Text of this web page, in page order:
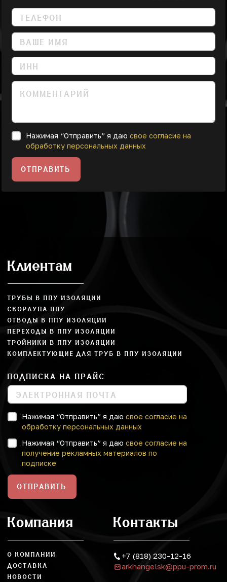
Нажимая “Отправить” я даю свое согласие на
обработку персональных данных
ОТПРАВИТЬ
Клиентам
ТРУБЫ В ППУ ИЗОЛЯЦИИ
СКОРЛУПА ППУ
ОТВОДЫ В ППУ ИЗОЛЯЦИИ
ПЕРЕХОДЫ В ППУ ИЗОЛЯЦИИ
ТРОЙНИКИ В ППУ ИЗОЛЯЦИИ
КОМПЛЕКТУЮЩИЕ ДЛЯ ТРУБ В ППУ ИЗОЛЯЦИИ
ПОДПИСКА НА ПРАЙС
Нажимая “Отправить” я даю свое согласие на
обработку персональных данных
Нажимая “Отправить” я даю свое согласие на
получение рекламных материалов по
подписке
ОТПРАВИТЬ
Компания
О КОМПАНИИ
ДОСТАВКА
НОВОСТИ
Контакты
+7 (818) 230-12-16
arkhangelsk@ppu-prom.ru